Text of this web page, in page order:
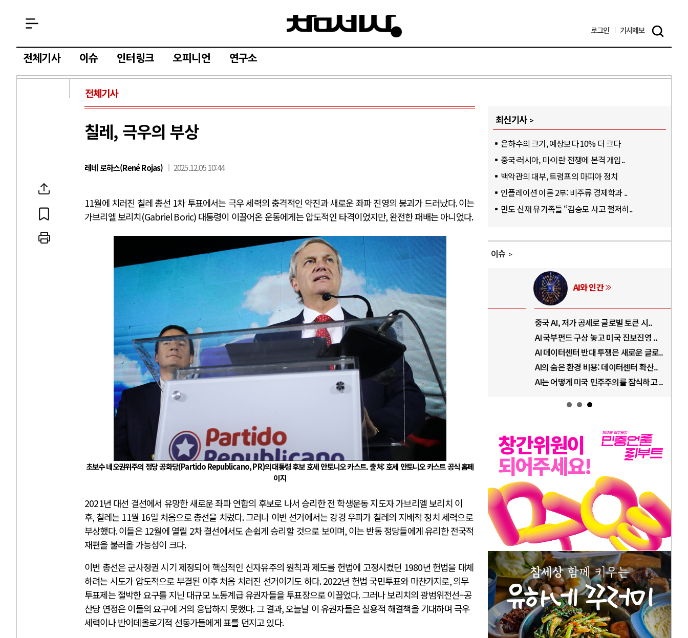
로그인 기사제보
전체기사 이슈 인터링크 오피니언 연구소
전체기사
칠레, 극우의 부상
레네 로하스(René Rojas) 2025.12.05 10:44
11월에 치러진 칠레 총선 1차 투표에서는 극우 세력의 충격적인 약진과 새로운 좌파 진영의 붕괴가 드러났다.이는
가브리엘 보리치(Gabriel Boric) 대통령이 이끌어온 운동에게는 압도적인 타격이었지만, 완전한 패배는 아니었다.
초보수 네오권위주의 정당 공화당(Partido Republicano, PR)의대통령 후보 호세 안토니오 카스트. 출처: 호세 안토니오 카스트 공식 홈페
이지
2021년 대선 결선에서 유망한 새로운 좌파 연합의 후보로 나서 승리한 전 학생운동 지도자 가브리엘 보리치 이
후, 칠레는 11월 16일 처음으로 총선을 치렀다.그러나 이번 선거에서는 강경 우파가 칠레의 지배적 정치 세력으로
부상했다.이들은 12월에 열릴 2차 결선에서도 손쉽게 승리할 것으로 보이며, 이는 반동 정당들에게 유리한 전국적
재편을 불러올 가능성이 크다.
이번 총선은 군사정권 시기 제정되어 핵심적인 신자유주의 원칙과 제도를 헌법에 고정시켰던 1980년 헌법을 대체
하려는 시도가 압도적으로 부결된 이후 처음 치러진 선거이기도 하다. 2022년 헌법 국민투표와 마찬가지로,의무
투표제는 절박한 요구를 지닌 대규모 노동계급 유권자들을 투표장으로 이끌었다.그러나 보리치의 광범위전선–공
산당 연정은 이들의 요구에 거의 응답하지 못했다.그 결과,오늘날 이 유권자들은 실용적 해결책을 기대하며 극우
세력이나 반이데올로기적 선동가들에게 표를 던지고 있다.
최신기사
은하수의 크기, 예상보다 10% 더 크다
중국·러시아, 미·이란 전쟁에 본격 개입..
백악관의 대부, 트럼프의 마피아 정치
인플레이션 이론 2부: 비주류 경제학과 ..
만도 산재 유가족들 “김승모 사고 철저히..
이슈
러시아-우크라이나 전쟁
전쟁의 추상화: 우크라이나, 대리전의 역..
EU·우크라이나 드론 협력 직후, 러시아..
나토, 우크라 군사지원 2027년까지 공..
우크라이나, 덴마크, 에스토니아, 네덜란..
러·우크라, 대규모 공습 주고받아…민간 ..
중동 위기
호르무즈 갈등 격화, 트럼프 정치·경제 ..
호르무즈 해협 통행료를 철회한 트럼프
이란, 호르무즈 해협 봉쇄 선택한 배경
트럼프, 이란 압박수단 한계 직면
하마스, 가자 통치권 이양으로 휴전 의지..
AI와 인간
중국 AI, 저가 공세로 글로벌 토큰 시..
AI 국부펀드 구상 놓고 미국 진보진영 ..
AI 데이터센터 반대 투쟁은 새로운 글로..
AI의 숨은 환경 비용: 데이터센터 확산..
AI는 어떻게 미국 민주주의를 잠식하고 ..